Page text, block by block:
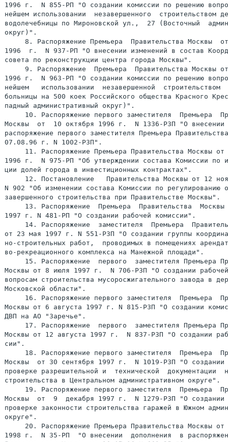
1996 г.  N 855-РП "О создании комиссии по решению
нейшем использовании  незавершенного  строительством
водолечебницы по Мироновской ул.,  27 (Восточный
округ)".
8. Распоряжение Премьера  Правительства Москвы
1996  г.  N 937-РП "О внесении изменений в состав
совета по реконструкции центра города Москвы".
9. Распоряжение  Премьера  Правительства Москвы
1996 г.  N 963-РП "О создании комиссии по решению
нейшем   использовании  незавершенной  строительством
больницы на 500 коек Российского общества Красного
падный административный округ)".
10. Распоряжение первого заместителя  Премьера
Москвы  от  10 октября 1996 г.  N 1336-РЗП "О внесении
распоряжение первого заместителя Премьера
07.08.96 г. N 1002-РЗП".
11. Распоряжение Премьера Правительства Москвы от
1996 г.  N 975-РП "Об утверждении состава Комиссии по
ции долей города в инвестиционных контрактах".
12. Постановление   Правительства Москвы от 12
N 902 "Об изменении состава Комиссии по регулированию
завершенного строительства при Правительстве Москвы".
13. Распоряжение  Премьера  Правительства  Москвы
1997 г. N 481-РП "О создании рабочей комиссии".
14. Распоряжение  заместителя  Премьера
от 23 мая 1997 г. N 551-РЗП "О создании группы
но-строительных работ,  проводимых в помещениях
во-рекреационного комплекса на Манежной площади".
15. Распоряжение  первого  заместителя Премьера
Москвы от 8 июля 1997 г.  N 706-РЗП "О создании
вопросам строительства мусоросжигательного завода в
Московской области".
16. Распоряжение первого заместителя  Премьера
Москвы от 6 августа 1997 г. N 815-РЗП "О создании
ДВП на АО "Заречье".
17. Распоряжение  первого  заместителя Премьера
Москвы от 12 августа 1997 г.  N 837-РЗП "О создании
сии".
18. Распоряжение первого заместителя  Премьера
Москвы  от 30 сентября 1997 г.  N 1019-РЗП "О создании
проверке разрешительной и  технической  документации
строительства в Центральном административном округе".
19. Распоряжение первого заместителя  Премьера
Москвы  от  9  декабря 1997 г.  N 1279-РЗП "О создании
проверке законности строительства гаражей в Южном
округе".
20. Распоряжение Премьера Правительства Москвы от
1998 г.  N 35-РП  "О внесении  дополнения  в